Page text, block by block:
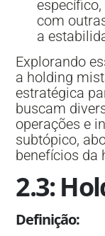
com
a
Explorando
a holding
estratégica
buscam
operações e
subtópico,
benefícios da
2.3:
Definição: